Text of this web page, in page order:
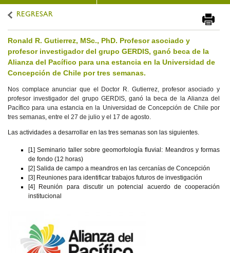
REGRESAR
Ronald R. Gutierrez, MSc., PhD. Profesor asociado y
profesor investigador del grupo GERDIS, ganó beca de la
Alianza del Pacífico para una estancia en la Universidad de
Concepción de Chile por tres semanas.
Nos complace anunciar que el Doctor R. Gutierrez, profesor asociado y
profesor investigador del grupo GERDIS, ganó la beca de la Alianza del
Pacífico para una estancia en la Universidad de Concepción de Chile por
tres semanas, entre el 27 de julio y el 17 de agosto.
Las actividades a desarrollar en las tres semanas son las siguientes.
[1] Seminario taller sobre geomorfología fluvial: Meandros y formas
de fondo (12 horas)
[2] Salida de campo a meandros en las cercanías de Concepción
[3] Reuniones para identificar trabajos futuros de investigación
[4] Reunión para discutir un potencial acuerdo de cooperación
institucional